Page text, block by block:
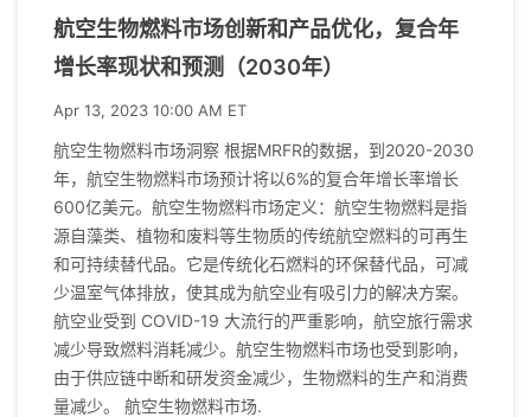
航空生物燃料市场创新和产品优化，复合年
增长率现状和预测（2030年）
Apr 13, 2023 10:00 AM ET
航空生物燃料市场洞察 根据MRFR的数据，到2020-2030
年，航空生物燃料市场预计将以6%的复合年增长率增长
600亿美元。航空生物燃料市场定义：航空生物燃料是指
源自藻类、植物和废料等生物质的传统航空燃料的可再生
和可持续替代品。它是传统化石燃料的环保替代品，可减
少温室气体排放，使其成为航空业有吸引力的解决方案。
航空业受到 COVID-19 大流行的严重影响，航空旅行需求
减少导致燃料消耗减少。航空生物燃料市场也受到影响，
由于供应链中断和研发资金减少，生物燃料的生产和消费
量减少。 航空生物燃料市场.